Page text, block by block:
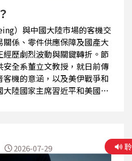
）與中國大陸市場的客機交
係、零件供應保障及國產大
歷劇烈波動與關鍵轉折。節
安全系董立文教授，就日前傳
機的意涵，以及美伊戰爭和
陸國家主席習近平和美國總
2026-07-29